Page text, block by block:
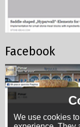
Facebook
We use cookies